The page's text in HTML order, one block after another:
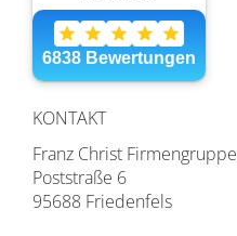
KONTAKT
Franz Christ Firmengruppe
Poststraße 6
95688 Friedenfels